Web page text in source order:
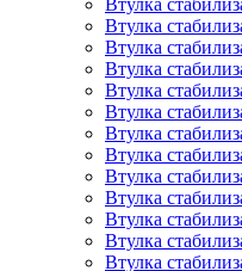
Втулка
Втулка
Втулка
Втулка
Втулка
Втулка
Втулка
Втулка
Втулка
Втулка
Втулка
Втулка
Втулка